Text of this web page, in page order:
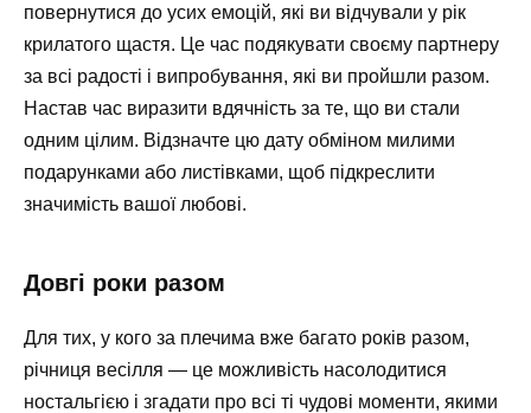
повернутися до усих емоцій, які ви відчували у рік
крилатого щастя. Це час подякувати своєму партнеру
за всі радості і випробування, які ви пройшли разом.
Настав час виразити вдячність за те, що ви стали
одним цілим. Відзначте цю дату обміном милими
подарунками або листівками, щоб підкреслити
значимість вашої любові.
Довгі роки разом
Для тих, у кого за плечима вже багато років разом,
річниця весілля — це можливість насолодитися
ностальгією і згадати про всі ті чудові моменти, якими